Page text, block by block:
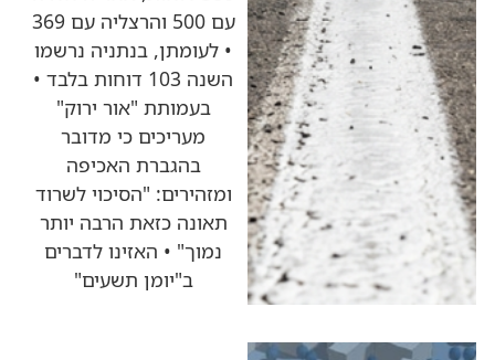
עם 500 והרצליה עם 369
• לעומתן, בנתניה נרשמו
השנה 103 דוחות בלבד •
בעמותת "אור ירוק"
מעריכים כי מדובר
בהגברת האכיפה
ומזהירים: "הסיכוי לשרוד
תאונה כזאת הרבה יותר
נמוך" • האזינו לדברים
ב"יומן תשעים"